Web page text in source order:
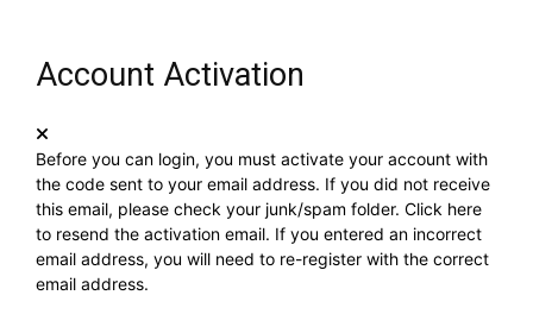
Account Activation
Before you can login, you must activate your account with
the code sent to your email address. If you did not receive
this email, please check your junk/spam folder. Click here
to resend the activation email. If you entered an incorrect
email address, you will need to re-register with the correct
email address.